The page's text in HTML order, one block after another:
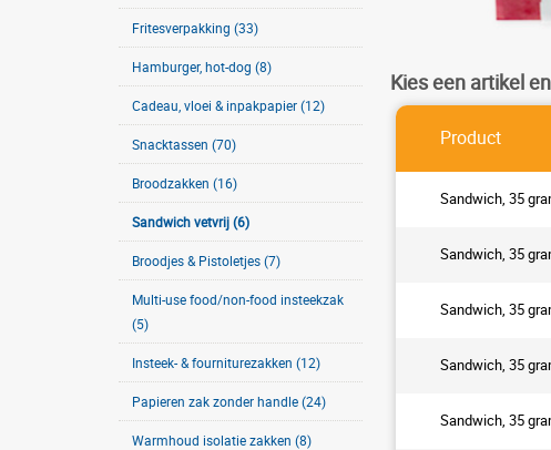
Fritesverpakking (33)
Hamburger, hot-dog (8)
Cadeau, vloei & inpakpapier (12)
Snacktassen (70)
Broodzakken (16)
Sandwich vetvrij (6)
Broodjes & Pistoletjes (7)
Multi-use food/non-food insteekzak
(5)
Insteek- & fourniturezakken (12)
Papieren zak zonder handle (24)
Warmhoud isolatie zakken (8)
Kies een artikel
Product
Sandwich, 35
Sandwich, 35
Sandwich, 35
Sandwich, 35
Sandwich, 35